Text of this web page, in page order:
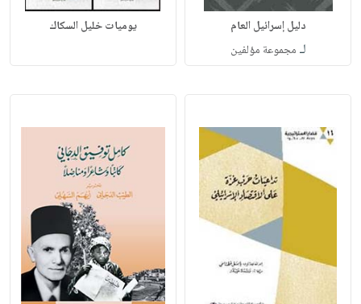
دليل إسرائيل العام
لـ مجموعة مؤلفين
يوميات خليل السكاك